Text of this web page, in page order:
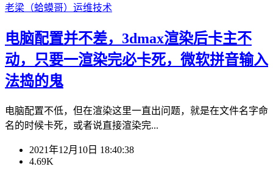
老梁（蛤蟆哥） 运维技术
电脑配置并不差，3dmax渲染后卡主不
动，只要一渲染完必卡死，微软拼音输入
法捣的鬼
电脑配置不低，但在渲染这里一直出问题，就是在文件名字命
名的时候卡死，或者说直接渲染完...
2021年12月10日 18:40:38
4.69K